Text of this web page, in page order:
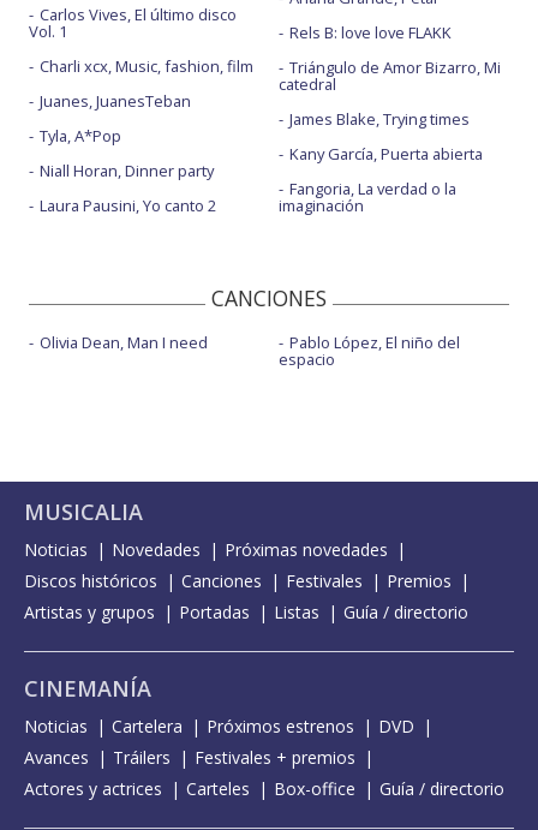
Carlos Vives, El último disco
Vol. 1
Charli xcx, Music, fashion, film
Juanes, JuanesTeban
Tyla, A*Pop
Niall Horan, Dinner party
Laura Pausini, Yo canto 2
Rels B: love love FLAKK
Triángulo de Amor Bizarro, Mi
catedral
James Blake, Trying times
Kany García, Puerta abierta
Fangoria, La verdad o la
imaginación
CANCIONES
Olivia Dean, Man I need Pablo López, El niño del
espacio
MUSICALIA
Noticias Novedades
Próximas novedades
Discos históricos
Canciones Festivales
Premios
Artistas y grupos
Portadas Listas Guía / directorio
CINEMANÍA
Noticias Cartelera Próximos estrenos
DVD
Avances
Tráilers
Festivales + premios
Actores y actrices
Carteles Box-office Guía / directorio